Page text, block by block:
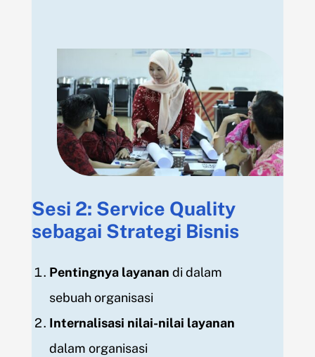
Sesi 2: Service Quality
sebagai Strategi Bisnis
Pentingnya layanan di dalam
sebuah organisasi
Internalisasi nilai-nilai layanan
dalam organisasi